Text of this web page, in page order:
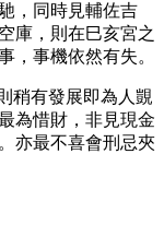
，同時見輔佐吉
庫，則在巳亥宮之
，事機依然有失。
稍有發展即為人覬
為惜財，非見現金
亦最不喜會刑忌夾